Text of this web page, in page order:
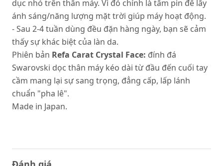
dục nhỏ trên thân máy. Vì đó chính là tấm pin để lấy
ánh sáng/năng lượng mặt trời giúp máy hoạt động.
- Sau 2-4 tuần dùng đều đặn hàng ngày, bạn sẽ cảm
thấy sự khác biệt của làn da.
Phiên bản Refa Carat Crystal Face: đính đá
Swarovski dọc thân máy kéo dài từ đầu đến cuối tay
cầm mang lại sự sang trọng, đẳng cấp, lấp lánh
chuẩn "pha lê".
Made in Japan.